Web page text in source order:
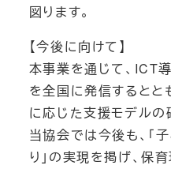
図ります。
【今後に向けて】
本事業を通じて、ICT
を全国に発信するとと
に応じた支援モデルの
当協会では今後も、「
り」の実現を掲げ、保